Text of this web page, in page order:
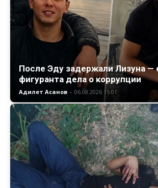
После Эду задержали Лизуна —
фигуранта дела о коррупции
Адилет Асанов - 06.08.2026 15:01